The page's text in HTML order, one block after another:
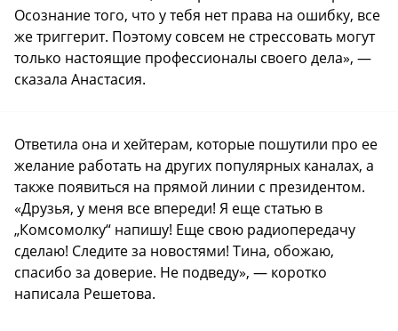
Осознание того, что у тебя нет права на ошибку, все
же триггерит. Поэтому совсем не стрессовать могут
только настоящие профессионалы своего дела», —
сказала Анастасия.
Ответила она и хейтерам, которые пошутили про ее
желание работать на других популярных каналах, а
также появиться на прямой линии с президентом.
«Друзья, у меня все впереди! Я еще статью в
„Комсомолку“ напишу! Еще свою радиопередачу
сделаю! Следите за новостями! Тина, обожаю,
спасибо за доверие. Не подведу», — коротко
написала Решетова.